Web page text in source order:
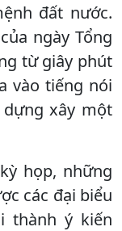
đất nước.
ngày Tổng
từ giây phút
vào tiếng nói
xây một
họp, những
các đại biểu
thành ý kiến